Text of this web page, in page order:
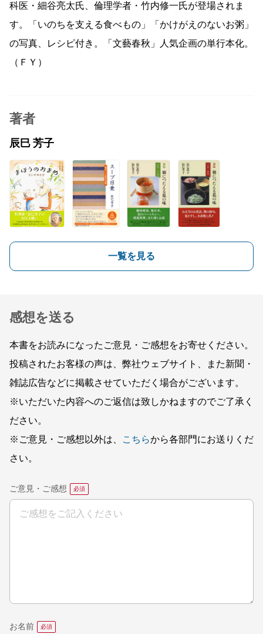
科医・細谷亮太氏、倫理学者・竹内修一氏が登場されま
す。「いのちを支える食べもの」「かけがえのないお粥」
の写真、レシピ付き。「文藝春秋」人気企画の単行本化。
（ＦＹ）
著者
辰巳 芳子
一覧を見る
感想を送る
本書をお読みになったご意見・ご感想をお寄せください。
投稿されたお客様の声は、弊社ウェブサイト、また新聞・
雑誌広告などに掲載させていただく場合がございます。
※いただいた内容へのご返信は致しかねますのでご了承く
ださい。
※ご意見・ご感想以外は、
こちらから各部門にお送りくだ
さい。
ご意見・ご感想
お名前